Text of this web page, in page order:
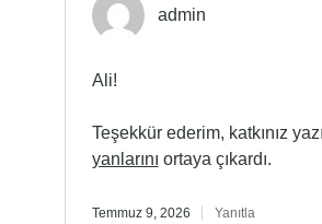
admin
Ali!
Teşekkür ederim, katkınız
yanlarını ortaya çıkardı.
Temmuz 9, 2026 Yanıtla